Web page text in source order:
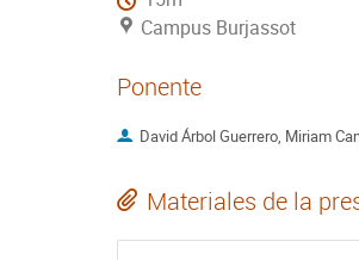
Campus Burjassot
Ponente
David Árbol Guerrero, Miriam
Materiales de la